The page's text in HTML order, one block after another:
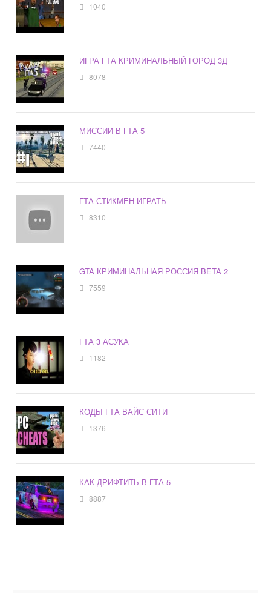
1040
ИГРА ГТА КРИМИНАЛЬНЫЙ ГОРОД 3Д
8078
МИССИИ В ГТА 5
7440
ГТА СТИКМЕН ИГРАТЬ
8310
GTA КРИМИНАЛЬНАЯ РОССИЯ BETA 2
7559
ГТА 3 АСУКА
1182
КОДЫ ГТА ВАЙС СИТИ
1376
КАК ДРИФТИТЬ В ГТА 5
8887